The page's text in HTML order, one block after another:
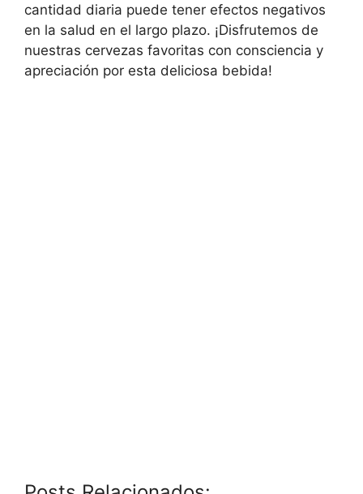
cantidad diaria puede tener efectos negativos
en la salud en el largo plazo. ¡Disfrutemos de
nuestras cervezas favoritas con consciencia y
apreciación por esta deliciosa bebida!